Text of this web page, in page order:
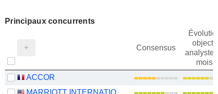
Principaux concurrents
Consensus
objectif
mois
ACCOR
MARRIOTT INTERNATIONAL, INC.